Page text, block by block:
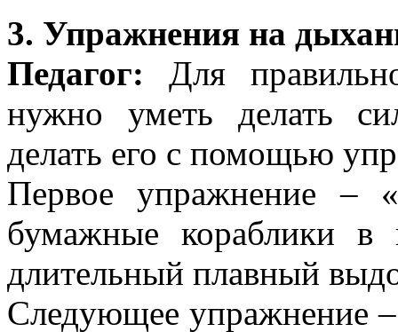
3. Упражнения на
Педагог: Для
нужно уметь делать
делать его с помощью
Первое упражнение –
бумажные кораблики в
длительный плавный
Следующее упражнение